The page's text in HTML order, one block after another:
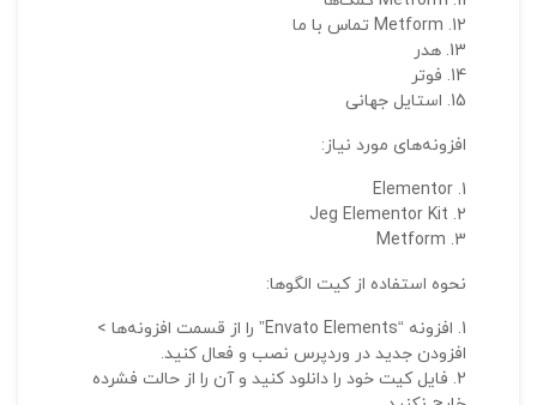
Metform تماس با ما
هدر
فوتر
استایل جهانی
افزونه‌های مورد نیاز:
Elementor
Jeg Elementor Kit
Metform
نحوه استفاده از کیت الگوها:
افزونه “Envato Elements” را از قسمت افزونه‌ها >
افزودن جدید در وردپرس نصب و فعال کنید.
فایل کیت خود را دانلود کنید و آن را از حالت فشرده